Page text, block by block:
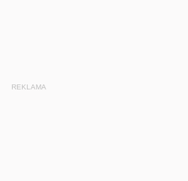
REKLAMA